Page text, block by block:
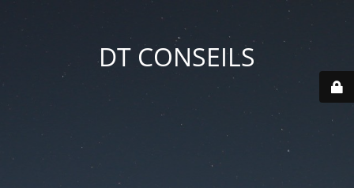
DT CONSEILS